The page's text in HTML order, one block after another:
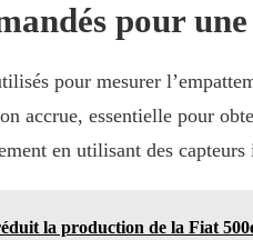
pour
pour mesurer
accrue, essentielle pour
en utilisant des capteurs
la production de la Fiat